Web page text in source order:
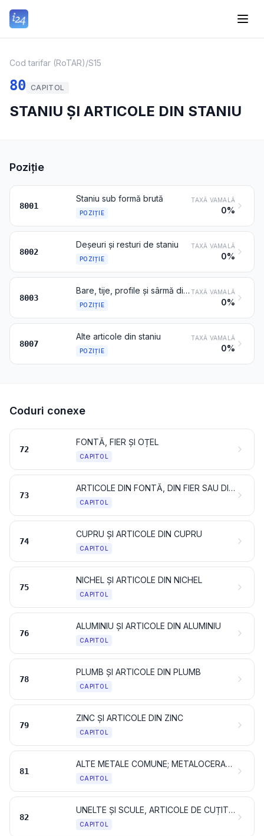
Cod tarifar (RoTAR)/S15
80 CAPITOL
STANIU ȘI ARTICOLE DIN STANIU
Poziție
8001
Staniu sub formă brută
POZIȚIE
TAXĂ VAMALĂ
0%
8002
Deșeuri și resturi de staniu
POZIȚIE
TAXĂ VAMALĂ
0%
8003
Bare, tije, profile și sârmă din staniu
POZIȚIE
TAXĂ VAMALĂ
0%
8007
Alte articole din staniu
POZIȚIE
TAXĂ VAMALĂ
0%
Coduri conexe
72
FONTĂ, FIER ȘI OȚEL
CAPITOL
73
ARTICOLE DIN FONTĂ, DIN FIER SAU DIN OȚEL
CAPITOL
74
CUPRU ȘI ARTICOLE DIN CUPRU
CAPITOL
75
NICHEL ȘI ARTICOLE DIN NICHEL
CAPITOL
76
ALUMINIU ȘI ARTICOLE DIN ALUMINIU
CAPITOL
78
PLUMB ȘI ARTICOLE DIN PLUMB
CAPITOL
79
ZINC ȘI ARTICOLE DIN ZINC
CAPITOL
81
ALTE METALE COMUNE; METALOCERAMICE; ARTICOLE DIN ACESTE MATERIALE
CAPITOL
82
UNELTE ȘI SCULE, ARTICOLE DE CUȚITĂRIE ȘI TACÂMURI, DIN METALE COMUNE; PĂRȚI ALE ACESTOR ARTICOLE, DIN METALE COMUNE
CAPITOL